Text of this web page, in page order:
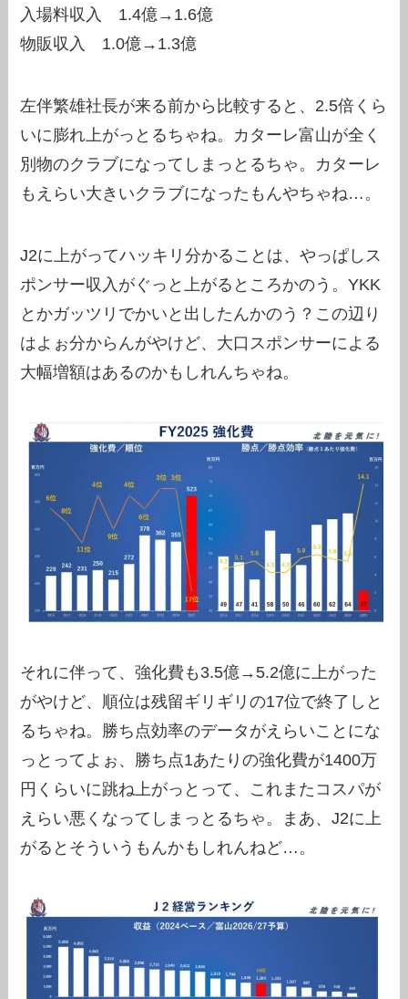
入場料収入 1.4億→1.6億
物販収入 1.0億→1.3億
左伴繁雄社長が来る前から比較すると、2.5倍くら
いに膨れ上がっとるちゃね。カターレ富山が全く
別物のクラブになってしまっとるちゃ。カターレ
もえらい大きいクラブになったもんやちゃね…。
J2に上がってハッキリ分かることは、やっぱしス
ポンサー収入がぐっと上がるところかのう。YKK
とかガッツリでかいと出したんかのう？この辺り
はよぉ分からんがやけど、大口スポンサーによる
大幅増額はあるのかもしれんちゃね。
それに伴って、強化費も3.5億→5.2億に上がった
がやけど、順位は残留ギリギリの17位で終了しと
るちゃね。勝ち点効率のデータがえらいことにな
っとってよぉ、勝ち点1あたりの強化費が1400万
円くらいに跳ね上がっとって、これまたコスパが
えらい悪くなってしまっとるちゃ。まあ、J2に上
がるとそういうもんかもしれんねど…。